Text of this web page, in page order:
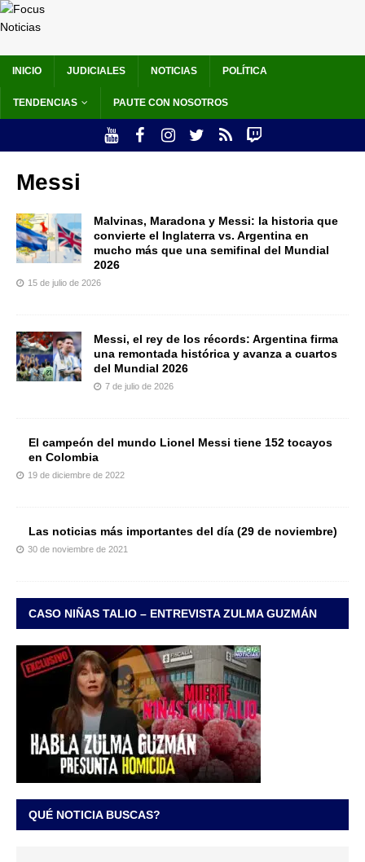
INICIO JUDICIALES NOTICIAS POLÍTICA
TENDENCIAS PAUTE CON NOSOTROS
Messi
Malvinas, Maradona y Messi: la historia que
convierte el Inglaterra vs. Argentina en
mucho más que una semifinal del Mundial
2026
15 de julio de 2026
Messi, el rey de los récords: Argentina firma
una remontada histórica y avanza a cuartos
del Mundial 2026
7 de julio de 2026
El campeón del mundo Lionel Messi tiene 152 tocayos
en Colombia
19 de diciembre de 2022
Las noticias más importantes del día (29 de noviembre)
30 de noviembre de 2021
CASO NIÑAS TALIO – ENTREVISTA ZULMA GUZMÁN
QUÉ NOTICIA BUSCAS?